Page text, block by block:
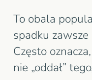
To obala
spadku zawsze
Często
nie „oddał”